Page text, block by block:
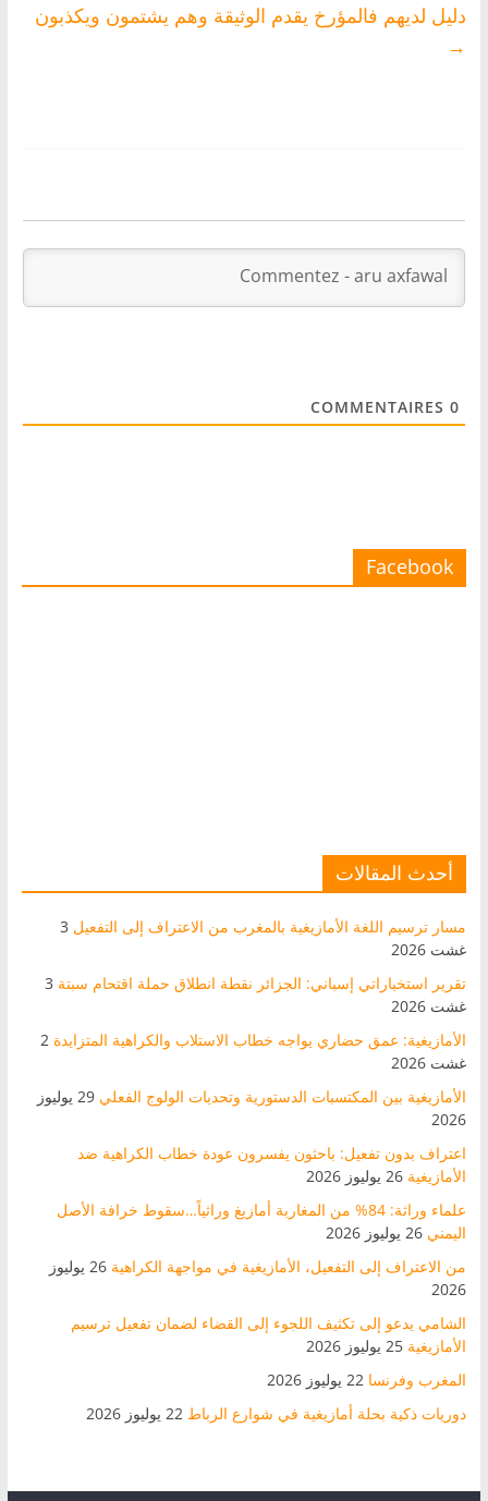
دليل لديهم فالمؤرخ يقدم الوثيقة وهم يشتمون ويكذبون
→
0
COMMENTAIRES
Facebook
أحدث المقالات
مسار ترسيم اللغة الأمازيغية بالمغرب من الاعتراف إلى التفعيل 3
غشت 2026
تقرير استخباراتي إسباني: الجزائر نقطة انطلاق حملة اقتحام سبتة 3
غشت 2026
الأمازيغية: عمق حضاري يواجه خطاب الاستلاب والكراهية المتزايدة 2
غشت 2026
الأمازيغية بين المكتسبات الدستورية وتحديات الولوج الفعلي
29 يوليوز
2026
اعتراف بدون تفعيل: باحثون يفسرون عودة خطاب الكراهية ضد
الأمازيغية 26 يوليوز 2026
علماء وراثة: 84% من المغاربة أمازيغ وراثياً…سقوط خرافة الأصل
اليمني 26 يوليوز 2026
من الاعتراف إلى التفعيل، الأمازيغية في مواجهة الكراهية
26 يوليوز
2026
الشامي يدعو إلى تكثيف اللجوء إلى القضاء لضمان تفعيل ترسيم
الأمازيغية 25 يوليوز 2026
المغرب وفرنسا 22 يوليوز 2026
دوريات ذكية بحلة أمازيغية في شوارع الرباط 22 يوليوز 2026